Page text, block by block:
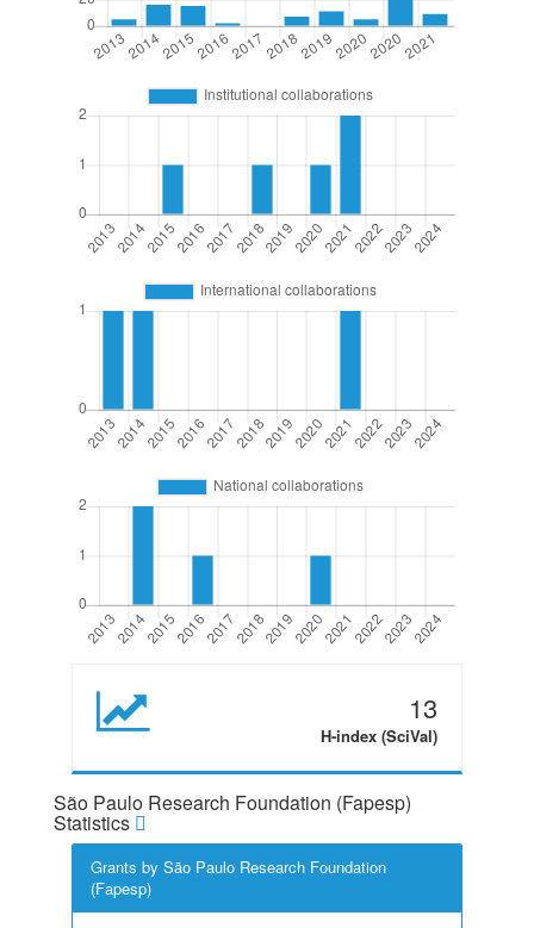
13
H-index (SciVal)
São Paulo Research Foundation (Fapesp)
Statistics
Grants by São Paulo Research Foundation
(Fapesp)